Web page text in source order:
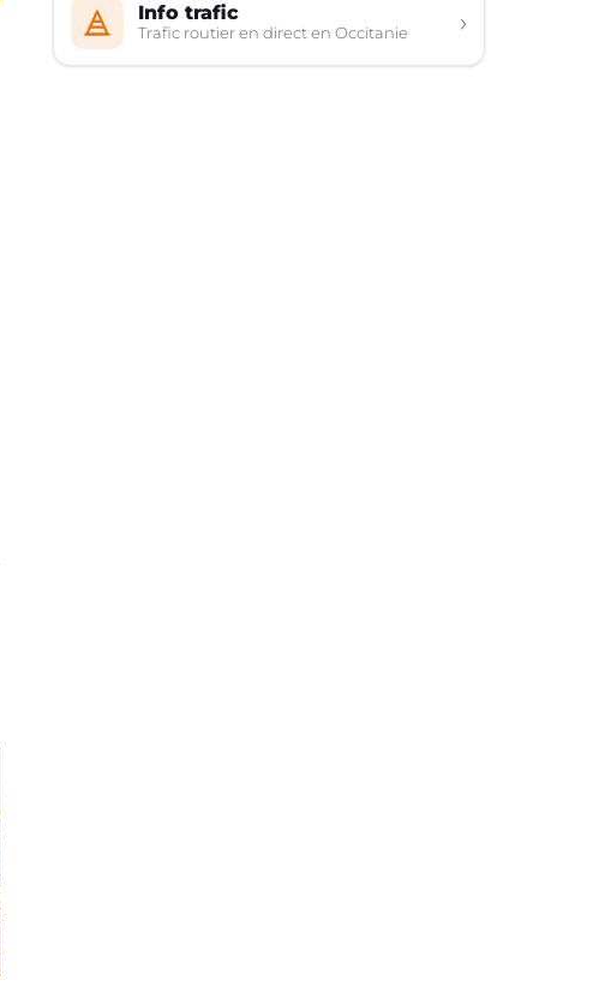
Info trafic
Trafic routier en direct en Occitanie ›